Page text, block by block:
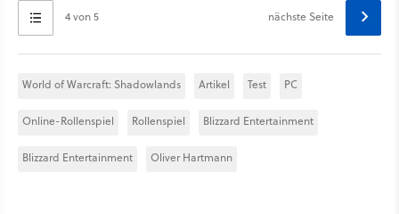
4 von 5 nächste Seite
World of Warcraft: Shadowlands Artikel Test PC
Online-Rollenspiel Rollenspiel Blizzard Entertainment
Blizzard Entertainment Oliver Hartmann